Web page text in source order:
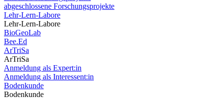
abgeschlossene Forschungsprojekte
Lehr-Lern-Labore
Lehr-Lern-Labore
BioGeoLab
Bee.Ed
ArTriSa
ArTriSa
Anmeldung als Expert:in
Anmeldung als Interessent:in
Bodenkunde
Bodenkunde